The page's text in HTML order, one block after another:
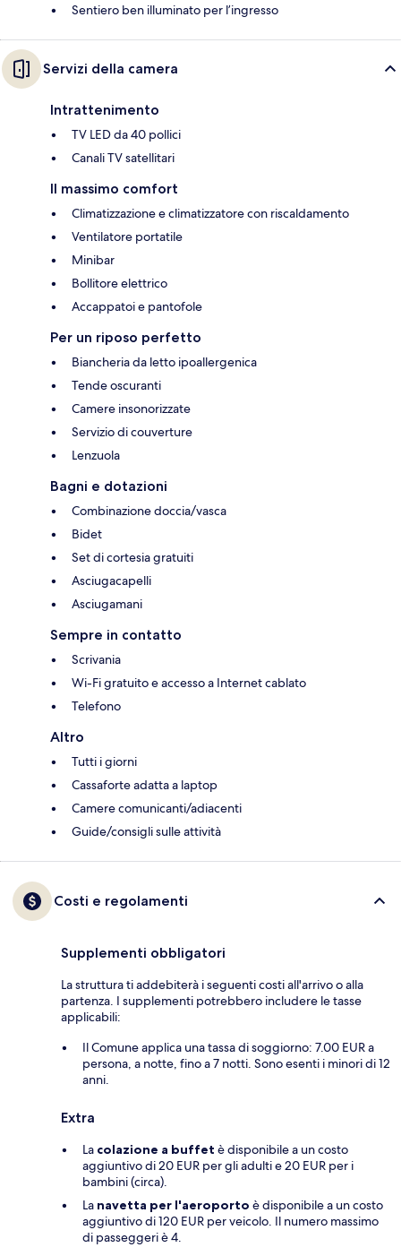
Sentiero ben illuminato per l’ingresso
Servizi della camera
Intrattenimento
TV LED da 40 pollici
Canali TV satellitari
Il massimo comfort
Climatizzazione e climatizzatore con riscaldamento
Ventilatore portatile
Minibar
Bollitore elettrico
Accappatoi e pantofole
Per un riposo perfetto
Biancheria da letto ipoallergenica
Tende oscuranti
Camere insonorizzate
Servizio di couverture
Lenzuola
Bagni e dotazioni
Combinazione doccia/vasca
Bidet
Set di cortesia gratuiti
Asciugacapelli
Asciugamani
Sempre in contatto
Scrivania
Wi-Fi gratuito e accesso a Internet cablato
Telefono
Altro
Tutti i giorni
Cassaforte adatta a laptop
Camere comunicanti/adiacenti
Guide/consigli sulle attività
Costi e regolamenti
Supplementi obbligatori
La struttura ti addebiterà i seguenti costi all'arrivo o alla
partenza. I supplementi potrebbero includere le tasse
applicabili:
Il Comune applica una tassa di soggiorno: 7.00 EUR a
persona, a notte, fino a 7 notti. Sono esenti i minori di 12
anni.
Extra
La colazione a buffet è disponibile a un costo
aggiuntivo di 20 EUR per gli adulti e 20 EUR per i
bambini (circa).
La navetta per l'aeroporto è disponibile a un costo
aggiuntivo di 120 EUR per veicolo. Il numero massimo
di passeggeri è 4.